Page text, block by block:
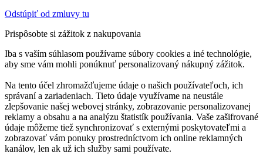
Odstúpiť od zmluvy tu
Prispôsobte si zážitok z nakupovania
Iba s vaším súhlasom používame súbory cookies a iné technológie,
aby sme vám mohli ponúknuť personalizovaný nákupný zážitok.
Na tento účel zhromažďujeme údaje o našich používateľoch, ich
správaní a zariadeniach. Tieto údaje využívame na neustále
zlepšovanie našej webovej stránky, zobrazovanie personalizovanej
reklamy a obsahu a na analýzu štatistík používania. Vaše zašifrované
údaje môžeme tiež synchronizovať s externými poskytovateľmi a
zobrazovať vám ponuky prostredníctvom ich online reklamných
kanálov, len ak už ich služby sami používate.